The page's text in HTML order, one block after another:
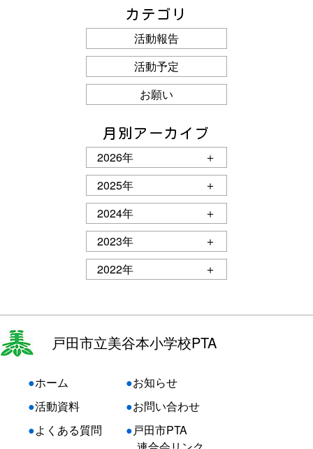
カテゴリ
活動報告
活動予定
お願い
月別アーカイブ
2026年
＋
2025年
＋
2024年
＋
2023年
＋
2022年
＋
戸田市立美谷本小学校PTA
●ホーム ●お知らせ
●活動資料 ●お問い合わせ
●よくある質問 ●戸田市PTA